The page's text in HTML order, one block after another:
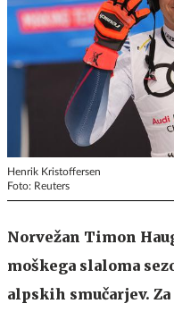
Henrik Kristoffersen
Foto: Reuters
Norvežan Timon
moškega slaloma
alpskih smučarjev.